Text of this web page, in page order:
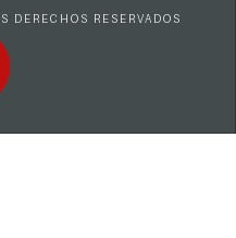
DERECHOS RESERVADOS